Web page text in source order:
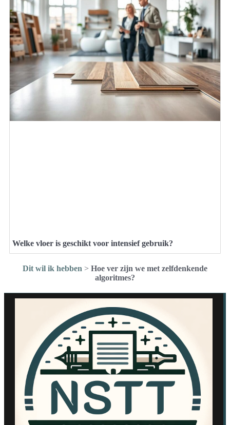
Welke vloer is geschikt voor intensief gebruik?
Dit wil ik hebben > Hoe ver zijn we met zelfdenkende
algoritmes?